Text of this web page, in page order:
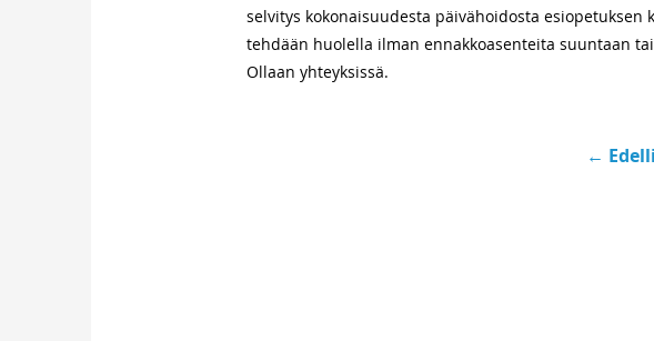
selvitys kokonaisuudesta päivähoidosta
tehdään huolella ilman ennakkoasenteita suuntaan
Ollaan yhteyksissä.
←